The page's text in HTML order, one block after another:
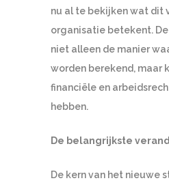
nu al te bekijken wat dit
organisatie betekent.
niet alleen de manier
worden berekend, maar
financiële en
hebben.
De belangrijkste
De kern van het nieuwe